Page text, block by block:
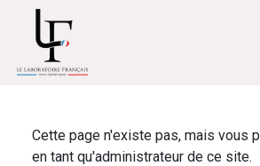
Cette page n'existe pas, mais vous
en tant qu'administrateur de ce site.